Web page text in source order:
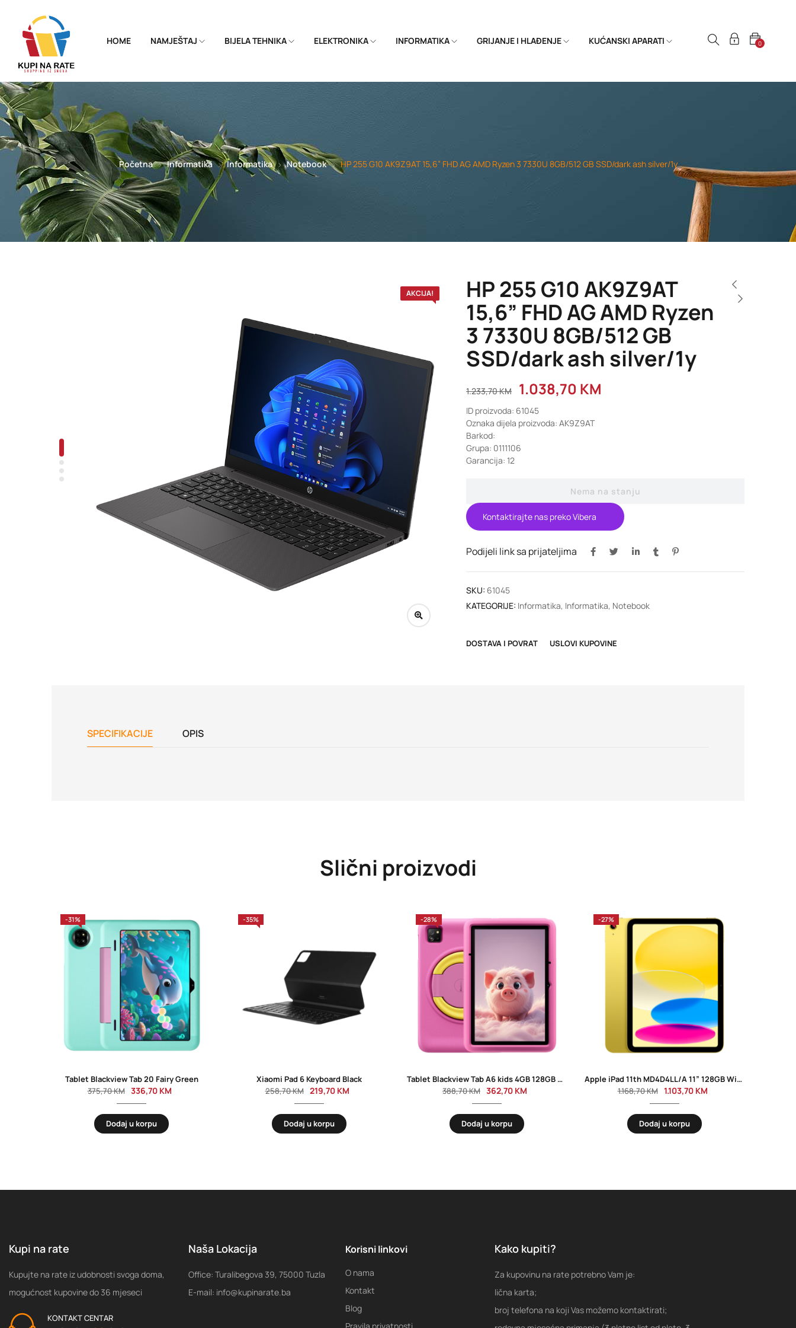
HOME NAMJEŠTAJ BIJELA TEHNIKA ELEKTRONIKA INFORMATIKA GRIJANJE I HLAĐENJE KUĆANSKI APARATI 0
Početna Informatika Informatika Notebook HP 255 G10 AK9Z9AT 15,6” FHD AG AMD Ryzen 3 7330U 8GB/512 GB SSD/dark ash silver/1y
AKCIJA! HP 255 G10 AK9Z9AT
15,6” FHD AG AMD Ryzen
3 7330U 8GB/512 GB
SSD/dark ash silver/1y
1.233,70KM 1.038,70 KM
ID proizvoda: 61045
Oznaka dijela proizvoda: AK9Z9AT
Barkod:
Grupa: 0111106
Garancija: 12
Nema na stanju
Kontaktirajte nas preko Vibera
Podijeli link sa prijateljima
SKU: 61045
KATEGORIJE: Informatika, Informatika, Notebook
DOSTAVA I POVRAT USLOVI KUPOVINE
SPECIFIKACIJE OPIS
Slični proizvodi
-31%
Tablet Blackview Tab 20 Fairy Green
375,70KM 336,70 KM
Dodaj u korpu
-35%
Xiaomi Pad 6 Keyboard Black
258,70KM 219,70 KM
Dodaj u korpu
-28%
Tablet Blackview Tab A6 kids 4GB 128GB WiFi 10” Rose Pink
388,70KM 362,70 KM
Dodaj u korpu
-27%
Apple iPad 11th MD4D4LL/A 11” 128GB Wifi Yellow
1.168,70KM 1.103,70 KM
Dodaj u korpu
Kupi na rate
Kupujte na rate iz udobnosti svoga doma,
mogućnost kupovine do 36 mjeseci
KONTAKT CENTAR
Naša Lokacija
Office: Turalibegova 39, 75000 Tuzla
E-mail: info@kupinarate.ba
Korisni linkovi
O nama
Kontakt
Blog
Kako kupiti?
Za kupovinu na rate potrebno Vam je:
lična karta;
broj telefona na koji Vas možemo kontaktirati;